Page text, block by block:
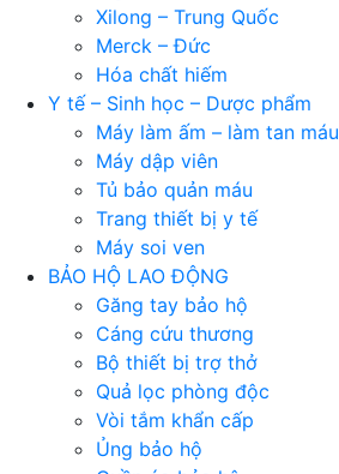
Xilong – Trung Quốc
Merck – Đức
Hóa chất hiếm
Y tế – Sinh học – Dược phẩm
Máy làm ấm – làm tan máu
Máy dập viên
Tủ bảo quản máu
Trang thiết bị y tế
Máy soi ven
BẢO HỘ LAO ĐỘNG
Găng tay bảo hộ
Cáng cứu thương
Bộ thiết bị trợ thở
Quả lọc phòng độc
Vòi tắm khẩn cấp
Ủng bảo hộ